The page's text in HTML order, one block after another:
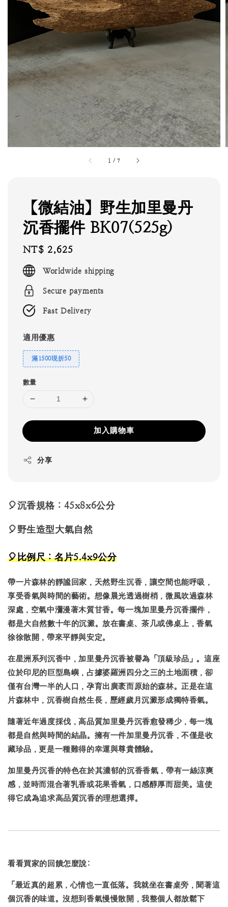
1 /7
【微結油】野生加里曼丹
沉香擺件 BK07(525g)
Regular
price
NT$ 2,625
Worldwide shipping
Secure payments
Fast Delivery
適用優惠
滿1500現折50
數量
加入購物車
分享
🎈沉香規格：45x8x6公分
🎈野生造型大氣自然
🎈比例尺：名片5.4x9公分
帶一片森林的靜謐回家，天然野生沉香，讓空間也能呼吸，
享受香氣與時間的藝術。想像晨光透過樹梢，微風吹過森林
深處，空氣中瀰漫著木質甘香。每一塊加里曼丹沉香擺件，
都是大自然數十年的沉澱。放在書桌、茶几或佛桌上，香氣
徐徐散開，帶來平靜與安定。
在星洲系列沉香中，加里曼丹沉香被譽為「頂級珍品」。這座
位於印尼的巨型島嶼，占據婆羅洲四分之三的土地面積，卻
僅有台灣一半的人口，孕育出廣袤而原始的森林。正是在這
片森林中，沉香樹自然生長，歷經歲月沉澱形成獨特香氣。
隨著近年過度採伐，高品質加里曼丹沉香愈發稀少，每一塊
都是自然與時間的結晶。擁有一件加里曼丹沉香，不僅是收
藏珍品，更是一種難得的幸運與尊貴體驗。
加里曼丹沉香的特色在於其濃郁的沉香香氣，帶有一絲涼爽
感，並時而混合著乳香或花果香氣，口感醇厚而甜美。這使
得它成為追求高品質沉香的理想選擇。
看看買家的回饋怎麼說:
「最近真的超累，心情也一直低落。我就坐在書桌旁，聞著這
個沉香的味道。沒想到 香氣慢慢散開 ，我整個人都放鬆下